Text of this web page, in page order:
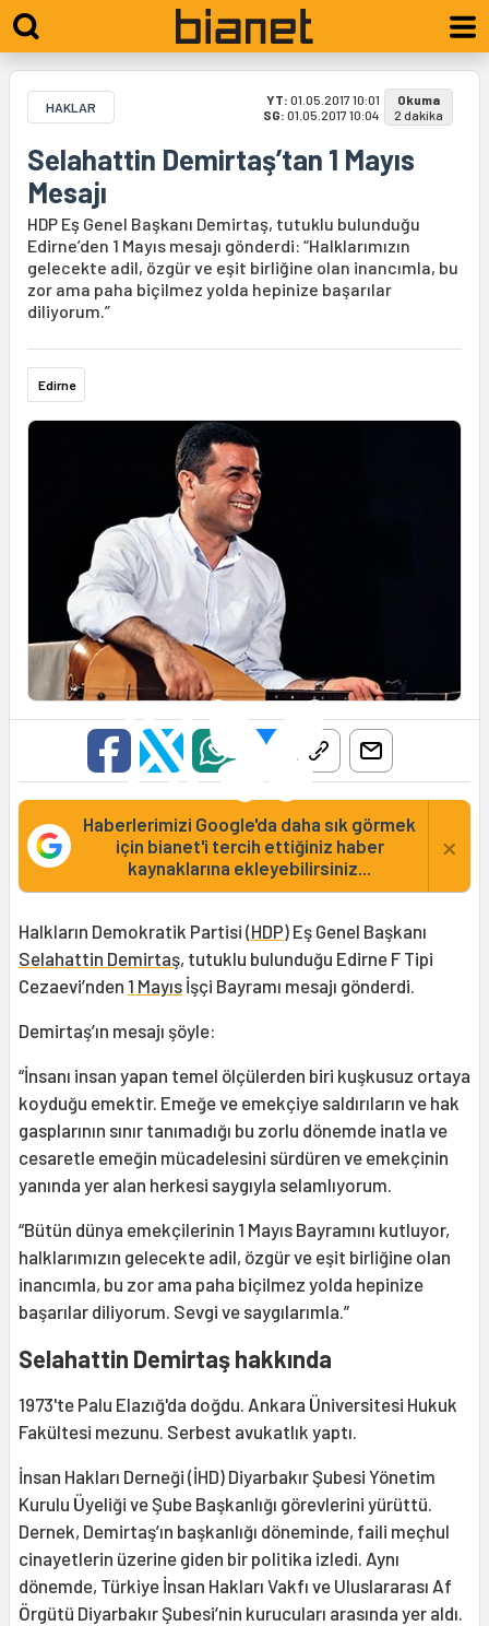
HAKLAR YT: 01.05.2017 10:01
SG: 01.05.2017 10:04
Okuma
2 dakika
Selahattin Demirtaş’tan 1 Mayıs
Mesajı
HDP Eş Genel Başkanı Demirtaş, tutuklu bulunduğu
Edirne’den 1 Mayıs mesajı gönderdi: “Halklarımızın
gelecekte adil, özgür ve eşit birliğine olan inancımla, bu
zor ama paha biçilmez yolda hepinize başarılar
diliyorum.”
Edirne
Haberlerimizi Google'da daha sık görmek
için bianet'i tercih ettiğiniz haber
kaynaklarına ekleyebilirsiniz...
×
Halkların Demokratik Partisi (HDP) Eş Genel Başkanı
Selahattin Demirtaş, tutuklu bulunduğu Edirne F Tipi
Cezaevi’nden 1 Mayıs İşçi Bayramı mesajı gönderdi.
Demirtaş’ın mesajı şöyle:
“İnsanı insan yapan temel ölçülerden biri kuşkusuz ortaya
koyduğu emektir. Emeğe ve emekçiye saldırıların ve hak
gasplarının sınır tanımadığı bu zorlu dönemde inatla ve
cesaretle emeğin mücadelesini sürdüren ve emekçinin
yanında yer alan herkesi saygıyla selamlıyorum.
“Bütün dünya emekçilerinin 1 Mayıs Bayramını kutluyor,
halklarımızın gelecekte adil, özgür ve eşit birliğine olan
inancımla, bu zor ama paha biçilmez yolda hepinize
başarılar diliyorum. Sevgi ve saygılarımla.”
Selahattin Demirtaş hakkında
1973'te Palu Elazığ'da doğdu. Ankara Üniversitesi Hukuk
Fakültesi mezunu. Serbest avukatlık yaptı.
İnsan Hakları Derneği (İHD) Diyarbakır Şubesi Yönetim
Kurulu Üyeliği ve Şube Başkanlığı görevlerini yürüttü.
Dernek, Demirtaş’ın başkanlığı döneminde, faili meçhul
cinayetlerin üzerine giden bir politika izledi. Aynı
dönemde, Türkiye İnsan Hakları Vakfı ve Uluslararası Af
Örgütü Diyarbakır Şubesi’nin kurucuları arasında yer aldı.